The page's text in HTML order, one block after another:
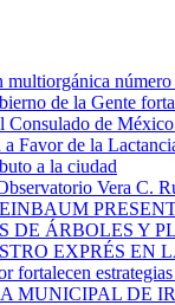
número
de la Gente
Consulado de
Favor de la
a la ciudad
Vera C.
DE ÁRBOLES Y
EXPRÉS
fortalecen
MUNICIPAL DE